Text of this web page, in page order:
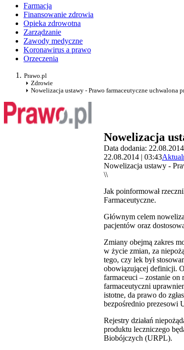
Farmacja
Finansowanie zdrowia
Opieka zdrowotna
Zarządzanie
Zawody medyczne
Koronawirus a prawo
Orzeczenia
Prawo.pl
Zdrowie
Nowelizacja ustawy - Prawo farmaceutyczne uchwalona
Nowelizacja
Data dodania:
22.08.2014 | 03:43
Nowelizacja ustawy -
\\
Jak poinformował
Farmaceutyczne.
Głównym celem
pacjentów oraz
Zmiany obejmą zakres
w życie zmian, za
tego, czy lek był
obowiązującej definicji.
farmaceuci – zostanie
farmaceutyczni
istotne, da prawo do
bezpośrednio prezesowi
Rejestry działań
produktu leczniczego
Biobójczych (URPL).